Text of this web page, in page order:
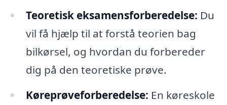
Teoretisk eksamensforberedelse: Du
vil få hjælp til at forstå teorien bag
bilkørsel, og hvordan du forbereder
dig på den teoretiske prøve.
Køreprøveforberedelse: En køreskole